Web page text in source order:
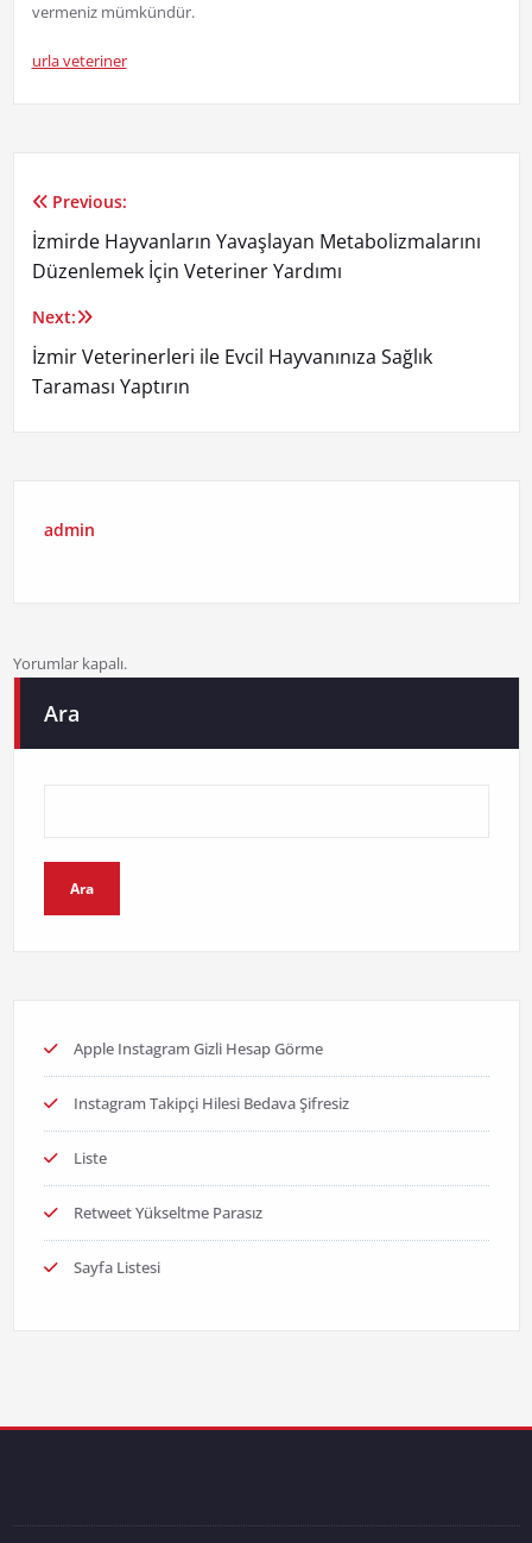
vermeniz mümkündür.
urla veteriner
Yazı
gezinmesi
Previous:
İzmirde Hayvanların Yavaşlayan Metabolizmalarını
Düzenlemek İçin Veteriner Yardımı
Next:
İzmir Veterinerleri ile Evcil Hayvanınıza Sağlık
Taraması Yaptırın
admin
Yorumlar kapalı.
Ara
Ara
Apple Instagram Gizli Hesap Görme
Instagram Takipçi Hilesi Bedava Şifresiz
Liste
Retweet Yükseltme Parasız
Sayfa Listesi